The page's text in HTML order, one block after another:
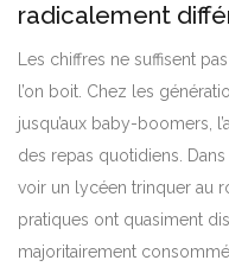
radicalement
Les chiffres ne suffisent
l’on boit. Chez les
jusqu’aux baby-boomers,
des repas quotidiens. Dans
voir un lycéen trinquer au
pratiques ont quasiment
majoritairement